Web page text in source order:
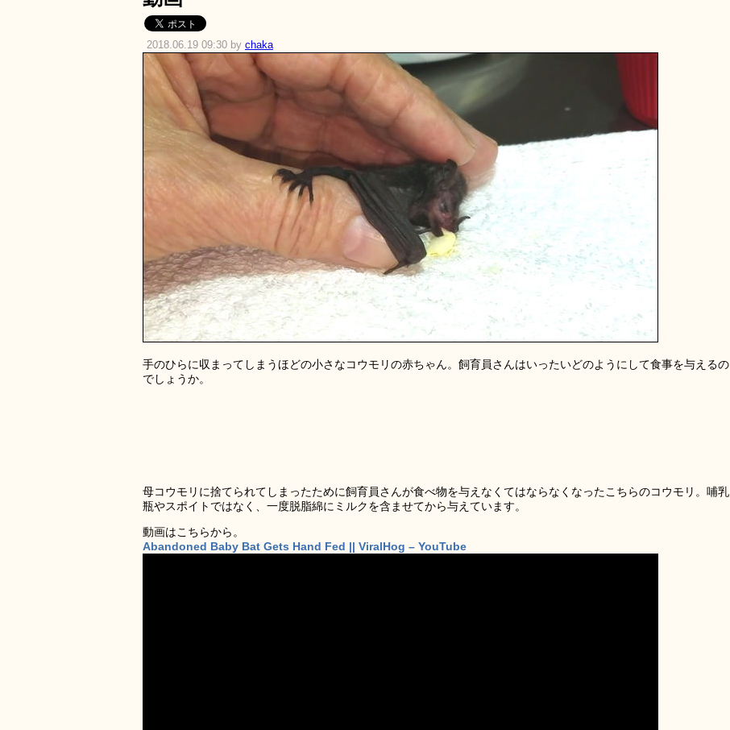
2018.06.19 09:30 by chaka
手のひらに収まってしまうほどの小さなコウモリの赤ちゃん。飼育員さんはいったいどのようにして食事を与えるの
でしょうか。
母コウモリに捨てられてしまったために飼育員さんが食べ物を与えなくてはならなくなったこちらのコウモリ。哺乳
瓶やスポイトではなく、一度脱脂綿にミルクを含ませてから与えています。
動画はこちらから。
Abandoned Baby Bat Gets Hand Fed || ViralHog – YouTube